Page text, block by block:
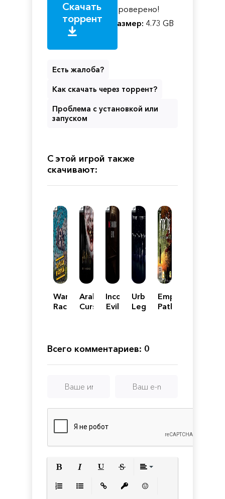
Скачать
торрент
Проверено!
Размер: 4.73 GB
Есть жалоба?
Как скачать через торрент?
Проблема с установкой или
запуском
С этой игрой также
скачивают:
Wanted
Raccoon
Araha:
Curse
Incoming
Evil
Urban
Legends
Body
Empathy:
Path
Всего комментариев: 0